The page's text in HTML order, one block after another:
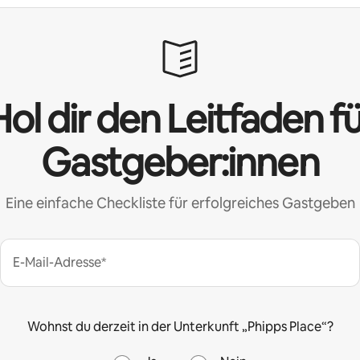
dir den Leitfaden
Gastgeber:innen
Eine einfache Checkliste für erfolgreiches Gastgeben
E-Mail-Adresse*
Wohnst du derzeit in der Unterkunft „Phipps Place“?